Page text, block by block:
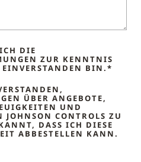
DIE
ZUR KENNTNIS
BIN.*
ÜBER ANGEBOTE,
UND
JOHNSON CONTROLS ZU
DASS ICH DIESE
ABBESTELLEN KANN.